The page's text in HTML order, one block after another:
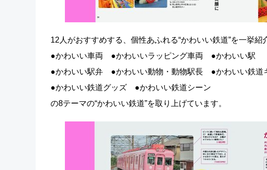
12人がおすすめする、個性あふれる“かわいい鉄道”を一挙紹
●かわいい車両 ●かわいいラッピング車両 ●かわいい駅
●かわいい駅弁 ●かわいい動物・動物駅長 ●かわいい鉄道
●かわいい鉄道グッズ ●かわいい鉄道シーン
の8テーマの“かわいい鉄道”を取り上げています。